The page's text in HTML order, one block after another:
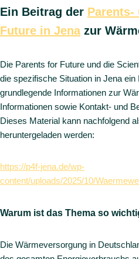
Ein Beitrag der
Future in Jenazur
Die Parents for Future und die
die spezifische Situation in Jena
grundlegende Informationen zur
Informationen sowie Kontakt- und
Dieses Material kann nachfolgend
heruntergeladen werden:
https://p4f-jena.de/wp-
content/uploads/2025/10/
Warum ist das Thema so
Die Wärmeversorgung in